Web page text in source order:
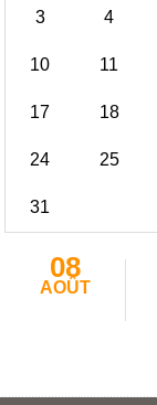
3 4
10 11
17 18
24 25
31
08
AOÛT